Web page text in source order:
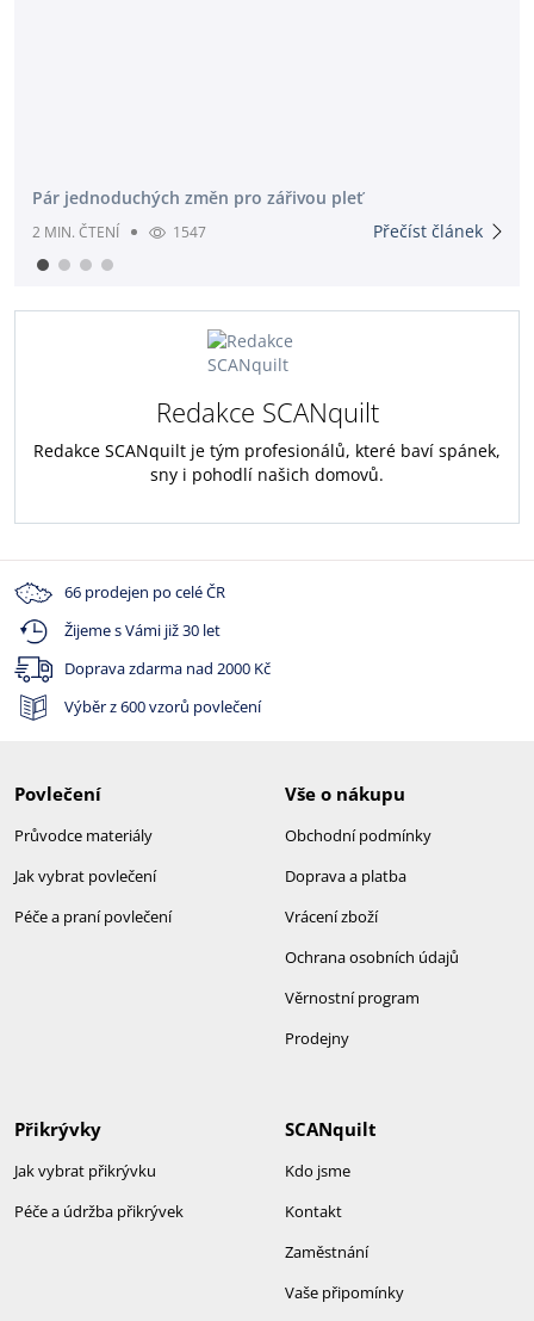
Pár jednoduchých změn pro zářivou pleť
2 MIN. ČTENÍ 1547 Přečíst článek
Redakce SCANquilt
Redakce SCANquilt je tým profesionálů, které baví spánek,
sny i pohodlí našich domovů.
66 prodejen po celé ČR
Žijeme s Vámi již 30 let
Doprava zdarma nad 2000 Kč
Výběr z 600 vzorů povlečení
Povlečení
Průvodce materiály
Jak vybrat povlečení
Péče a praní povlečení
Vše o nákupu
Obchodní podmínky
Doprava a platba
Vrácení zboží
Ochrana osobních údajů
Věrnostní program
Prodejny
SCANquilt
Kdo jsme
Kontakt
Zaměstnání
Vaše připomínky
Přikrývky
Jak vybrat přikrývku
Péče a údržba přikrývek